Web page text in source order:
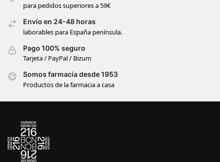
para pedidos superiores a 59€
Envío en 24-48 horas
laborables para España península.
Pago 100% seguro
Tarjeta / PayPal / Bizum
Somos farmacia desde 1953
Productos de la farmacia a casa